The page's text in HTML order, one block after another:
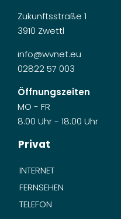
Zukunftsstraße 1
3910 Zwettl
info@wvnet.eu
02822 57 003
Öffnungszeiten
MO - FR
8:00 Uhr - 18:00 Uhr
Privat
INTERNET
FERNSEHEN
TELEFON